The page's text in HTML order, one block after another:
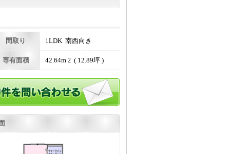
間取り 1LDK 南西向き
専有面積 42.64m 2( 12.89坪 )